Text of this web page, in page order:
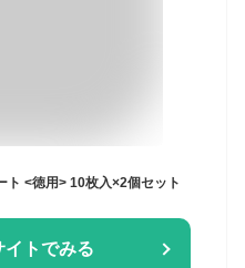
ト <徳用> 10枚入×2個セット
イトでみる